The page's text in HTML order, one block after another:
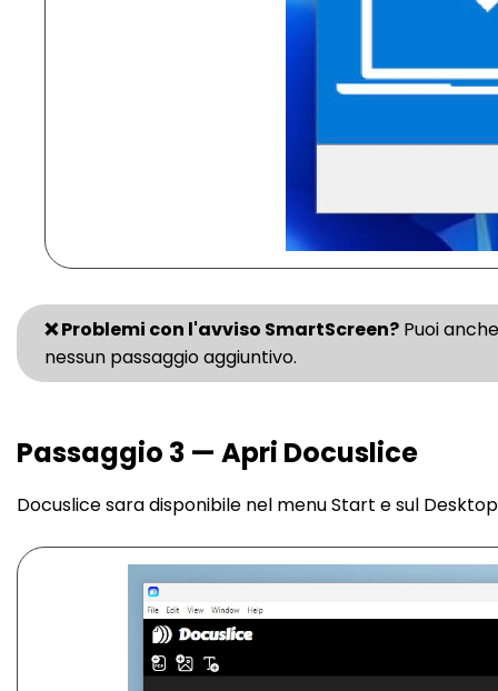
❌ Problemi con l'avviso SmartScreen? Puoi
nessun passaggio aggiuntivo.
Passaggio 3 — Apri Docuslice
Docuslice sara disponibile nel menu Start e sul